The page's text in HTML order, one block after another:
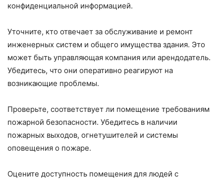
конфиденциальной информацией.
Уточните, кто отвечает за обслуживание и ремонт
инженерных систем и общего имущества здания. Это
может быть управляющая компания или арендодатель.
Убедитесь, что они оперативно реагируют на
возникающие проблемы.
Проверьте, соответствует ли помещение требованиям
пожарной безопасности. Убедитесь в наличии
пожарных выходов, огнетушителей и системы
оповещения о пожаре.
Оцените доступность помещения для людей с